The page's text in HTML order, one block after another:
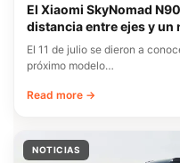
El Xiaomi SkyNomad
distancia entre ejes y
El 11 de julio se dieron a
próximo modelo…
Read more →
NOTICIAS